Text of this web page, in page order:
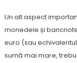
Un alt aspect
monedele și
euro (sau
sumă mai mare,